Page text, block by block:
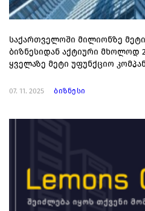
საქართველოში მილიონზე
ბიზნესიდან აქტიური მხოლოდ
ყველაზე მეტი უფუნქციო
07. 11. 2025 ბიზნესი